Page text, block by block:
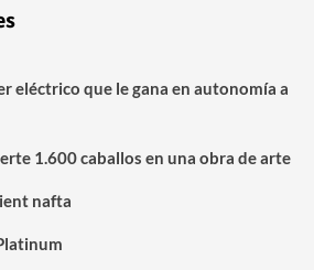
eléctrico que le gana en autonomía a
1.600 caballos en una obra de arte
nafta